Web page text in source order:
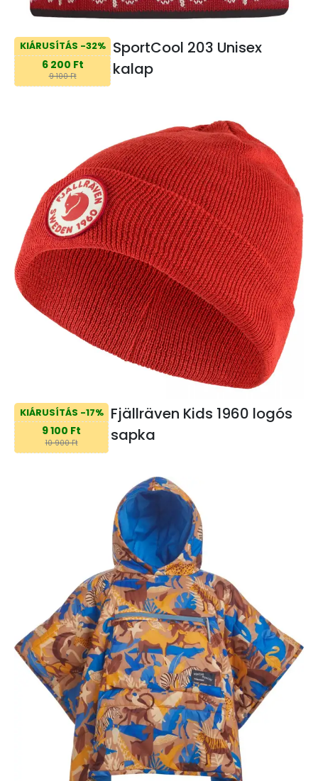
KIÁRUSÍTÁS -32%
6 200 Ft
9 100 Ft
SportCool 203 Unisex
kalap
KIÁRUSÍTÁS -17%
9 100 Ft
10 900 Ft
Fjällräven Kids 1960 logós
sapka